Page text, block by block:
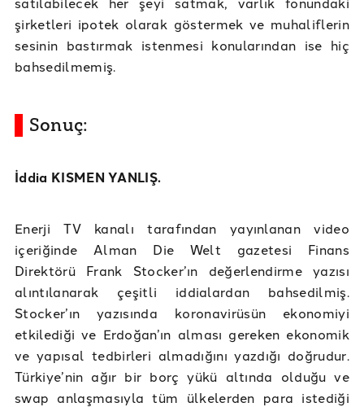
şirketleri ipotek olarak göstermek ve muhaliflerin
sesinin bastırmak istenmesi konularından ise hiç
bahsedilmemiş.
Sonuç:
İddia KISMEN YANLIŞ.
Enerji TV kanalı tarafından yayınlanan video
içeriğinde Alman Die Welt gazetesi Finans
Direktörü Frank Stocker’ın değerlendirme yazısı
alıntılanarak çeşitli iddialardan bahsedilmiş.
Stocker’ın yazısında koronavirüsün ekonomiyi
etkilediği ve Erdoğan’ın alması gereken ekonomik
ve yapısal tedbirleri almadığını yazdığı doğrudur.
Türkiye’nin ağır bir borç yükü altında olduğu ve
swap anlaşmasıyla tüm ülkelerden para istediği